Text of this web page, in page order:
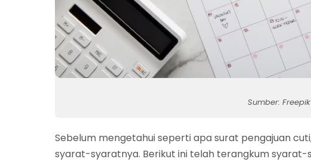
Sumber: Freepik
Sebelum mengetahui seperti apa surat pengajuan
syarat-syaratnya. Berikut ini telah terangkum syarat-